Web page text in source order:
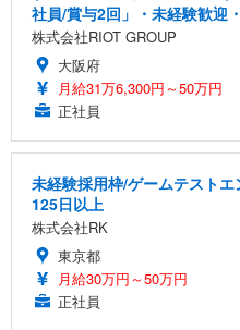
社員/賞与2回」・未経験歓迎
株式会社RIOT GROUP
大阪府
月給31万6,300円～50万円
正社員
未経験採用枠/ゲームテスト
125日以上
株式会社RK
東京都
月給30万円～50万円
正社員